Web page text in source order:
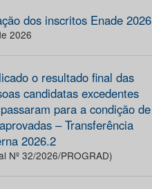
dos inscritos Enade 2026
2026
o resultado final das
candidatas excedentes
para a condição de
– Transferência
2026.2
Nº 32/2026/PROGRAD)